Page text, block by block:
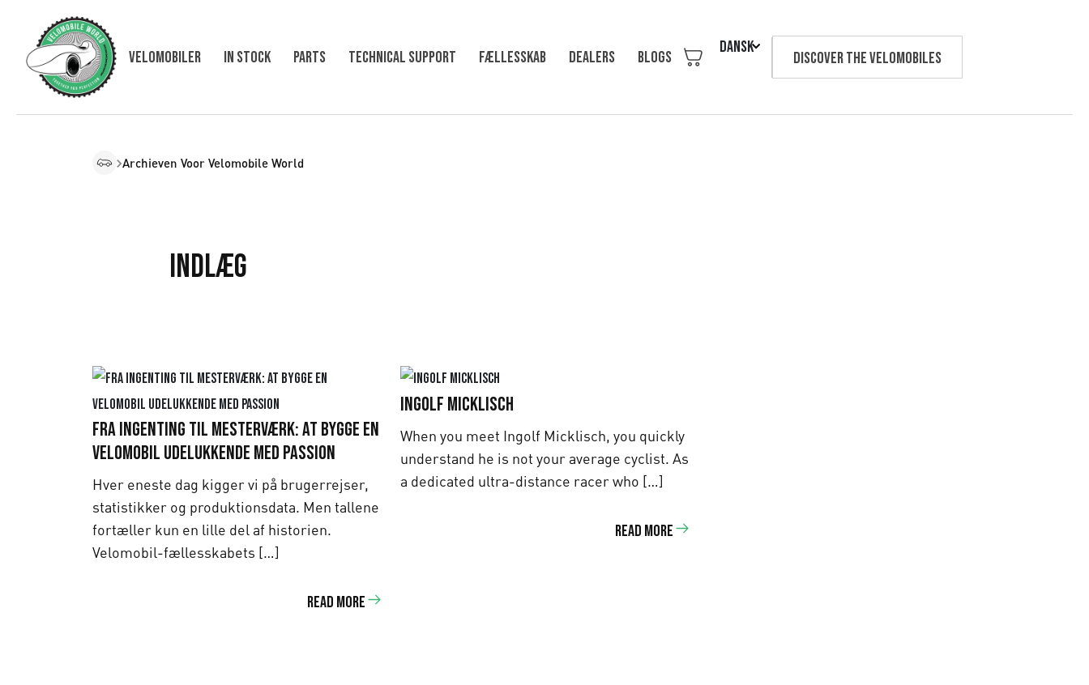
Velomobiler In Stock Parts Technical support Fællesskab Dealers Blogs
Dansk
Discover the velomobiles
Archieven Voor Velomobile World
Indlæg
Fra ingenting til mesterværk: At bygge en
velomobil udelukkende med passion
Hver eneste dag kigger vi på brugerrejser,
statistikker og produktionsdata. Men tallene
fortæller kun en lille del af historien.
Velomobil-fællesskabets […]
Read more
Ingolf Micklisch
When you meet Ingolf Micklisch, you quickly
understand he is not your average cyclist. As
a dedicated ultra-distance racer who […]
Read more